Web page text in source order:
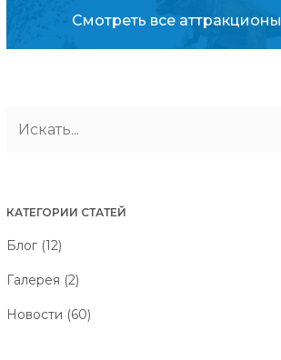
Смотреть все аттракционы
КАТЕГОРИИ СТАТЕЙ
Блог (12)
Галерея (2)
Новости (60)